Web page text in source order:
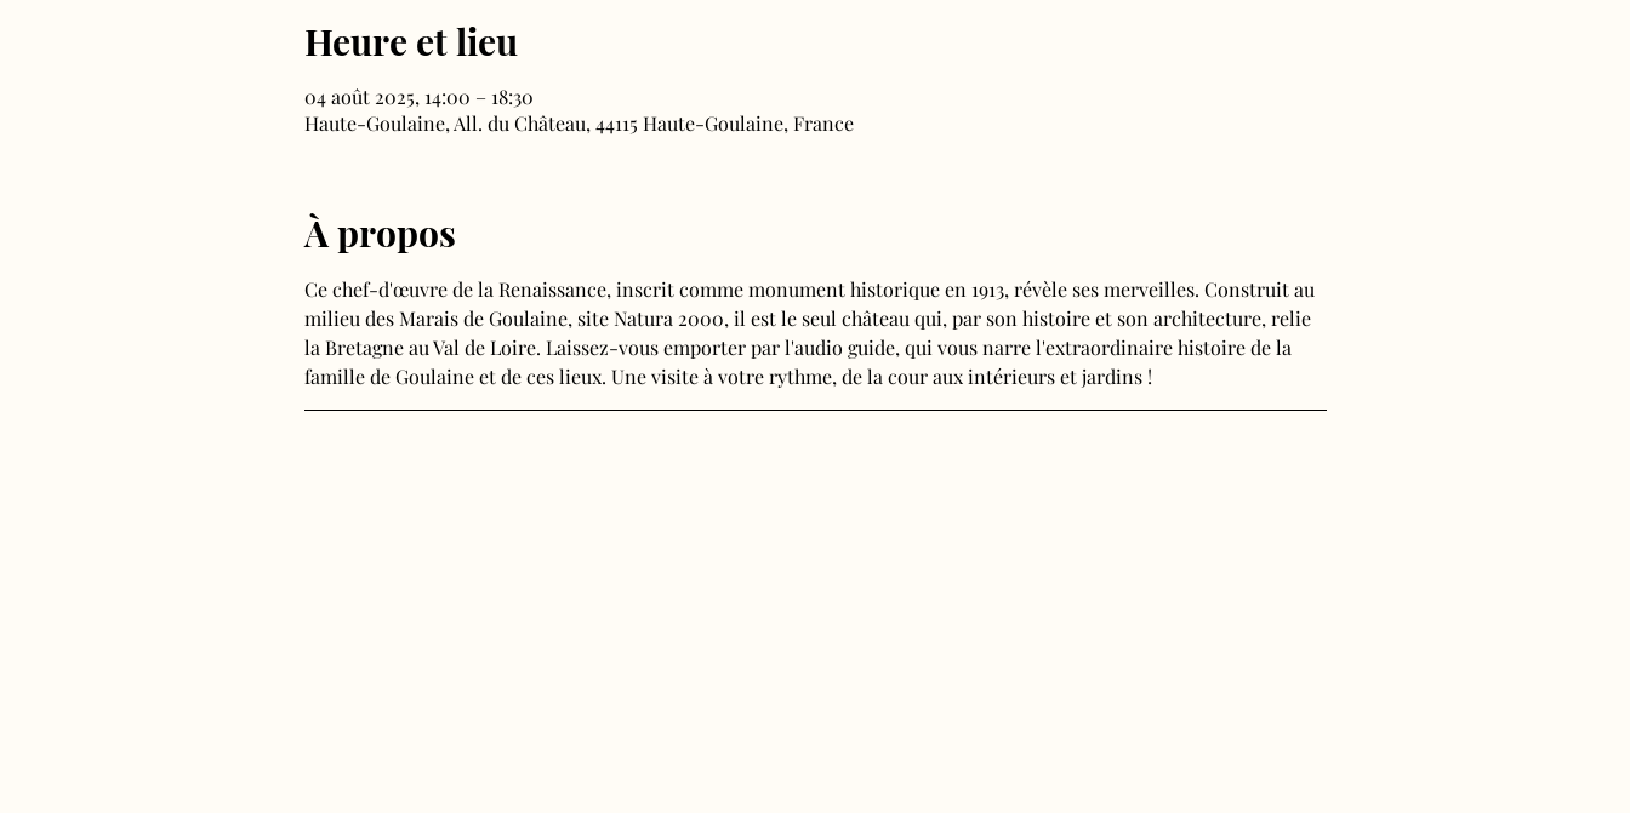
Heure et lieu
04 août 2025, 14:00 – 18:30
Haute-Goulaine, All. du Château, 44115 Haute-Goulaine, France
À propos
Ce chef-d'œuvre de la Renaissance, inscrit comme monument historique en 1913, révèle ses merveilles. Construit au
milieu des Marais de Goulaine, site Natura 2000, il est le seul château qui, par son histoire et son architecture, relie
la Bretagne au Val de Loire. Laissez-vous emporter par l'audio guide, qui vous narre l'extraordinaire histoire de la
famille de Goulaine et de ces lieux. Une visite à votre rythme, de la cour aux intérieurs et jardins !